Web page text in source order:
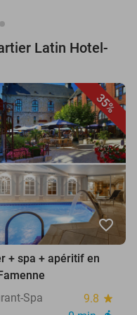
Latin Hotel-
35%
favorite_border
+ spa + apéritif en
Spa
9.8 star